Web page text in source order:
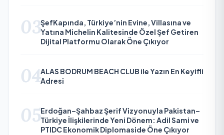
03ŞefKapında, Türkiye’nin Evine, Villasına ve
Yatına Michelin Kalitesinde Özel Şef Getiren
Dijital Platformu Olarak Öne Çıkıyor
04ALAS BODRUM BEACH CLUB ile Yazın En Keyifli
Adresi
05Erdoğan–Şahbaz Şerif Vizyonuyla Pakistan–
Türkiye İlişkilerinde Yeni Dönem: Adil Sami ve
PTIDC Ekonomik Diplomaside Öne Çıkıyor